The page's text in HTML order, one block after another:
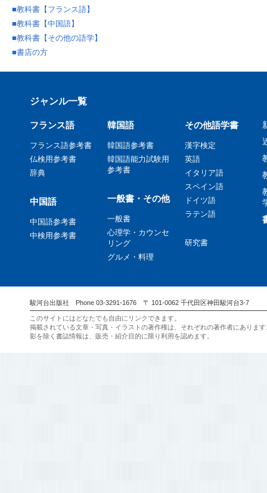
■教科書【フランス語】
■教科書【中国語】
■教科書【その他の語学】
■書店の方
ジャンル一覧
フランス語
フランス語参考書
仏検用参考書
辞典
中国語
中国語参考書
中検用参考書
韓国語
韓国語参考書
韓国語能力試験用
参考書
一般書・その他
一般書
心理学・カウンセ
リング
グルメ・料理
その他語学書
漢字検定
英語
イタリア語
スペイン語
ドイツ語
ラテン語
研究書
駿河台出版社 Phone 03-3291-1676 〒 101-0062 千代田区神田駿河台3-7
このサイトにはどなたでも自由にリンクできます。
掲載されている文章・写真・イラストの著作権は、それぞれの著作者にありま
影を除く書誌情報は、販売・紹介目的に限り利用を認めます。